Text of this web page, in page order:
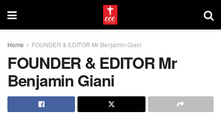
Home FOUNDER & EDITOR Mr Benjamin Giani
FOUNDER & EDITOR Mr
Benjamin Giani